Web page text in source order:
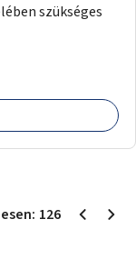
szükséges
126